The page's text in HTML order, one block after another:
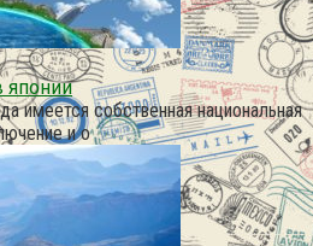
японии
имеется собственная национальная
и о